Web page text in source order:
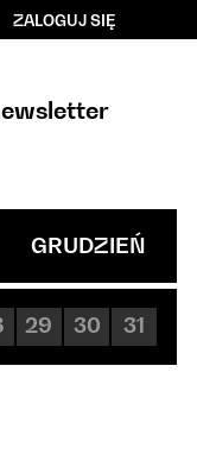
ZALOGUJ SIĘ
14
GRUDZIEŃ
29 30 31